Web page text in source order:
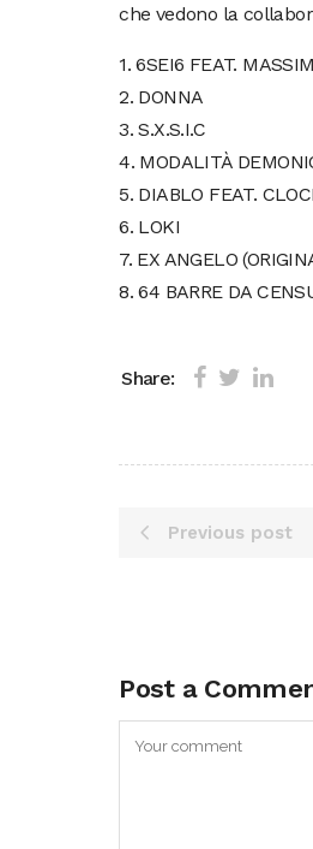
che vedono la
1. 6SEI6 FEAT.
2. DONNA
3. S.X.S.I.C
4. MODALITÀ
5. DIABLO FEAT.
6. LOKI
7. EX ANGELO
8. 64 BARRE DA
Share:
Previous post
Post a